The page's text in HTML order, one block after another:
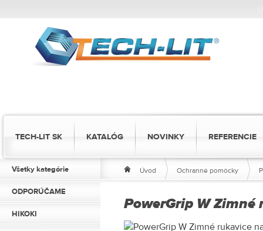
TECH-LIT SK KATALÓG NOVINKY REFERENCIE
Všetky kategórie
ODPORÚČAME
HIKOKI
Úvod Ochranné pomôcky
PowerGrip W